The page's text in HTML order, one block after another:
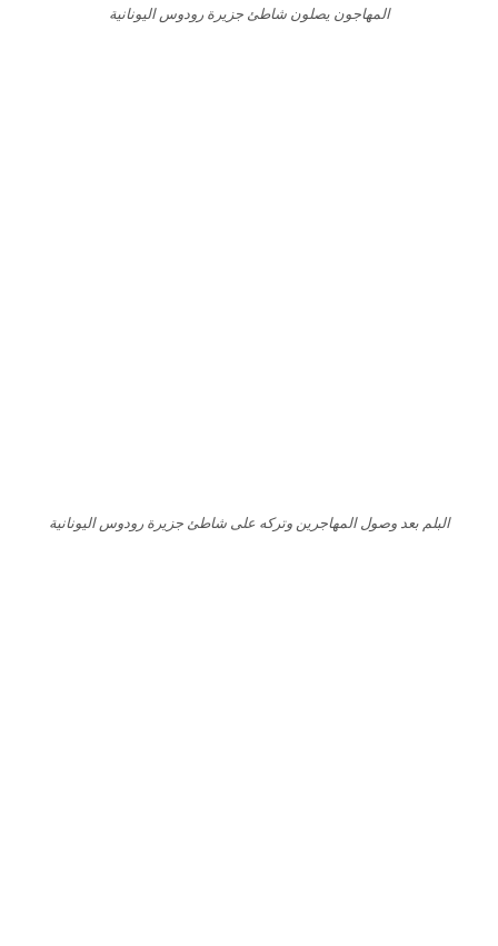
المهاجون يصلون شاطئ جزيرة رودوس اليونانية
البلم بعد وصول المهاجرين وتركه على شاطئ جزيرة رودوس اليونانية